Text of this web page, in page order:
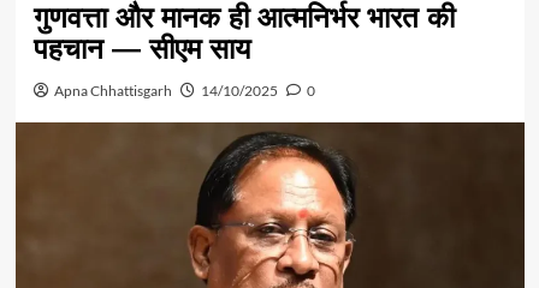
गुणवत्ता और मानक ही आत्मनिर्भर भारत की
पहचान — सीएम साय
Apna Chhattisgarh 14/10/2025 0